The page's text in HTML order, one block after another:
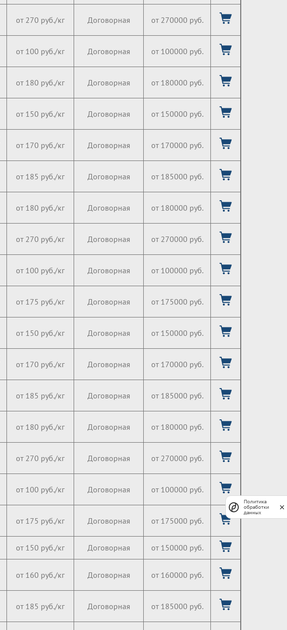
от 270 руб./кг Договорная от 270000 руб.
от 100 руб./кг Договорная от 100000 руб.
от 180 руб./кг Договорная от 180000 руб.
от 150 руб./кг Договорная от 150000 руб.
от 170 руб./кг Договорная от 170000 руб.
от 185 руб./кг Договорная от 185000 руб.
от 180 руб./кг Договорная от 180000 руб.
от 270 руб./кг Договорная от 270000 руб.
от 100 руб./кг Договорная от 100000 руб.
от 175 руб./кг Договорная от 175000 руб.
от 150 руб./кг Договорная от 150000 руб.
от 170 руб./кг Договорная от 170000 руб.
от 185 руб./кг Договорная от 185000 руб.
от 180 руб./кг Договорная от 180000 руб.
от 270 руб./кг Договорная от 270000 руб.
от 100 руб./кг Договорная от 100000 руб.
от 175 руб./кг Договорная от 175000 руб.
от 150 руб./кг Договорная от 150000 руб.
от 160 руб./кг Договорная от 160000 руб.
от 185 руб./кг Договорная от 185000 руб.
Политика
обработки
данных